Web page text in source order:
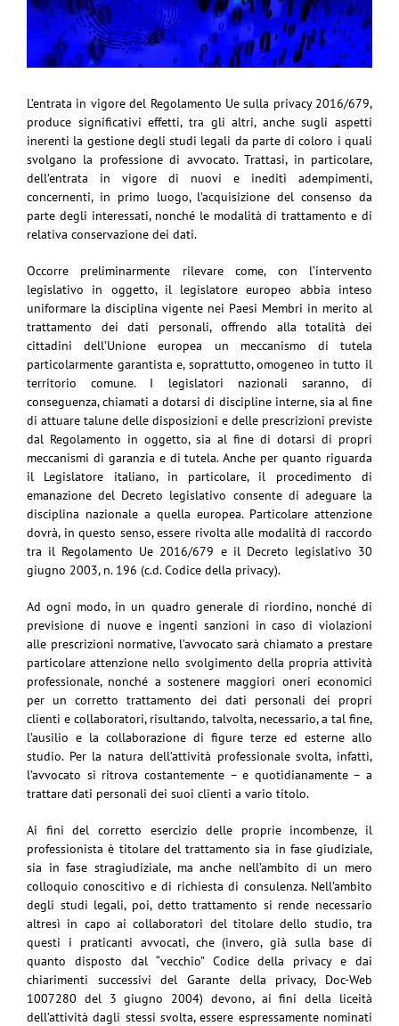
L’entrata in vigore del Regolamento Ue sulla privacy 2016/679,
produce significativi effetti, tra gli altri, anche sugli aspetti
inerenti la gestione degli studi legali da parte di coloro i quali
svolgano la professione di avvocato. Trattasi, in particolare,
dell’entrata in vigore di nuovi e inediti adempimenti,
concernenti, in primo luogo, l’acquisizione del consenso da
parte degli interessati, nonché le modalità di trattamento e di
relativa conservazione dei dati.
Occorre preliminarmente rilevare come, con l’intervento
legislativo in oggetto, il legislatore europeo abbia inteso
uniformare la disciplina vigente nei Paesi Membri in merito al
trattamento dei dati personali, offrendo alla totalità dei
cittadini dell’Unione europea un meccanismo di tutela
particolarmente garantista e, soprattutto, omogeneo in tutto il
territorio comune. I legislatori nazionali saranno, di
conseguenza, chiamati a dotarsi di discipline interne, sia al fine
di attuare talune delle disposizioni e delle prescrizioni previste
dal Regolamento in oggetto, sia al fine di dotarsi di propri
meccanismi di garanzia e di tutela. Anche per quanto riguarda
il Legislatore italiano, in particolare, il procedimento di
emanazione del Decreto legislativo consente di adeguare la
disciplina nazionale a quella europea. Particolare attenzione
dovrà, in questo senso, essere rivolta alle modalità di raccordo
tra il Regolamento Ue 2016/679 e il Decreto legislativo 30
giugno 2003, n. 196 (c.d. Codice della privacy).
Ad ogni modo, in un quadro generale di riordino, nonché di
previsione di nuove e ingenti sanzioni in caso di violazioni
alle prescrizioni normative, l’avvocato sarà chiamato a prestare
particolare attenzione nello svolgimento della propria attività
professionale, nonché a sostenere maggiori oneri economici
per un corretto trattamento dei dati personali dei propri
clienti e collaboratori, risultando, talvolta, necessario, a tal fine,
l’ausilio e la collaborazione di figure terze ed esterne allo
studio. Per la natura dell’attività professionale svolta, infatti,
l’avvocato si ritrova costantemente – e quotidianamente – a
trattare dati personali dei suoi clienti a vario titolo.
Ai fini del corretto esercizio delle proprie incombenze, il
professionista è titolare del trattamento sia in fase giudiziale,
sia in fase stragiudiziale, ma anche nell’ambito di un mero
colloquio conoscitivo e di richiesta di consulenza. Nell’ambito
degli studi legali, poi, detto trattamento si rende necessario
altresì in capo ai collaboratori del titolare dello studio, tra
questi i praticanti avvocati, che (invero, già sulla base di
quanto disposto dal “vecchio” Codice della privacy e dai
chiarimenti successivi del Garante della privacy, Doc-Web
1007280 del 3 giugno 2004) devono, ai fini della liceità
dell’attività dagli stessi svolta, essere espressamente nominati